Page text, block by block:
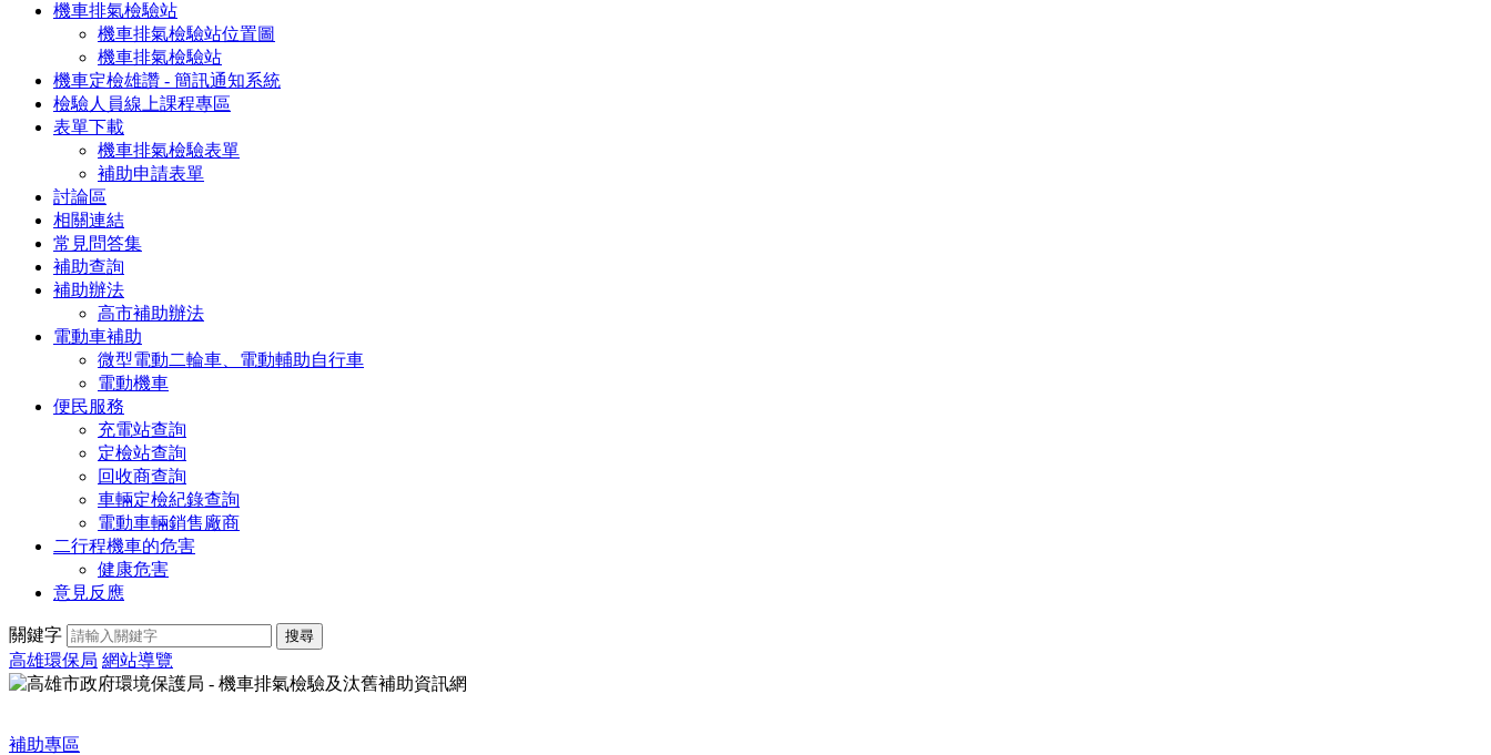
機車排氣檢驗站
機車排氣檢驗站位置圖
機車排氣檢驗站
機車定檢雄讚 - 簡訊通知系統
檢驗人員線上課程專區
表單下載
機車排氣檢驗表單
補助申請表單
討論區
相關連結
常見問答集
補助查詢
補助辦法
高市補助辦法
電動車補助
微型電動二輪車、電動輔助自行車
電動機車
便民服務
充電站查詢
定檢站查詢
回收商查詢
車輛定檢紀錄查詢
電動車輛銷售廠商
二行程機車的危害
健康危害
意見反應
關鍵字 搜尋
高雄環保局 網站導覽
補助專區